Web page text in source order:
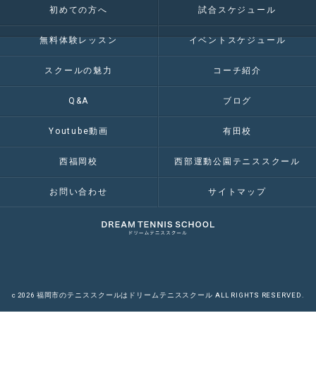
初めての方へ 試合スケジュール
無料体験レッスン イベントスケジュール
スクールの魅力 コーチ紹介
Q&A ブログ
Youtube動画 有田校
西福岡校 西部運動公園テニススクール
お問い合わせ サイトマップ
c 2026 福岡市のテニススクールはドリームテニススクール ALL RIGHTS RESERVED.